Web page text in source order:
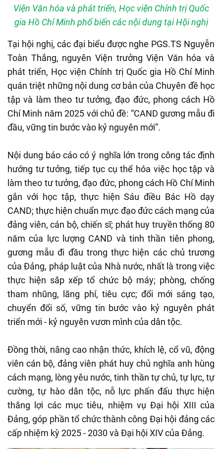
Viện Văn hóa và phát triển, Học viện Chính trị Quốc
gia Hồ Chí Minh phổ biến các nội dung tại Hội nghị
Tại hội nghị, các đại biểu được nghe PGS.TS Nguyễn
Toàn Thắng, nguyên Viện trưởng Viện Văn hóa và
phát triển, Học viện Chính trị Quốc gia Hồ Chí Minh
quán triệt những nội dung cơ bản của Chuyên đề học
tập và làm theo tư tưởng, đạo đức, phong cách Hồ
Chí Minh năm 2025 với chủ đề: “CAND gương mẫu đi
đầu, vững tin bước vào kỷ nguyên mới”.
Nội dung báo cáo có ý nghĩa lớn trong công tác định
hướng tư tưởng, tiếp tục cụ thể hóa việc học tập và
làm theo tư tưởng, đạo đức, phong cách Hồ Chí Minh
gắn với học tập, thực hiện Sáu điều Bác Hồ dạy
CAND; thực hiện chuẩn mực đạo đức cách mạng của
đảng viên, cán bộ, chiến sĩ; phát huy truyền thống 80
năm của lực lượng CAND và tinh thần tiên phong,
gương mẫu đi đầu trong thực hiện các chủ trương
của Đảng, pháp luật của Nhà nước, nhất là trong việc
thực hiện sắp xếp tổ chức bộ máy; phòng, chống
tham nhũng, lãng phí, tiêu cực; đổi mới sáng tạo,
chuyển đổi số, vững tin bước vào kỷ nguyên phát
triển mới - kỷ nguyên vươn mình của dân tộc.
Đồng thời, nâng cao nhận thức, khích lệ, cổ vũ, động
viên cán bộ, đảng viên phát huy chủ nghĩa anh hùng
cách mạng, lòng yêu nước, tinh thần tự chủ, tự lực, tự
cường, tự hào dân tộc, nỗ lực phấn đấu thực hiện
thắng lợi các mục tiêu, nhiệm vụ Đại hội XIII của
Đảng, góp phần tổ chức thành công Đại hội đảng các
cấp nhiệm kỳ 2025 - 2030 và Đại hội XIV của Đảng.